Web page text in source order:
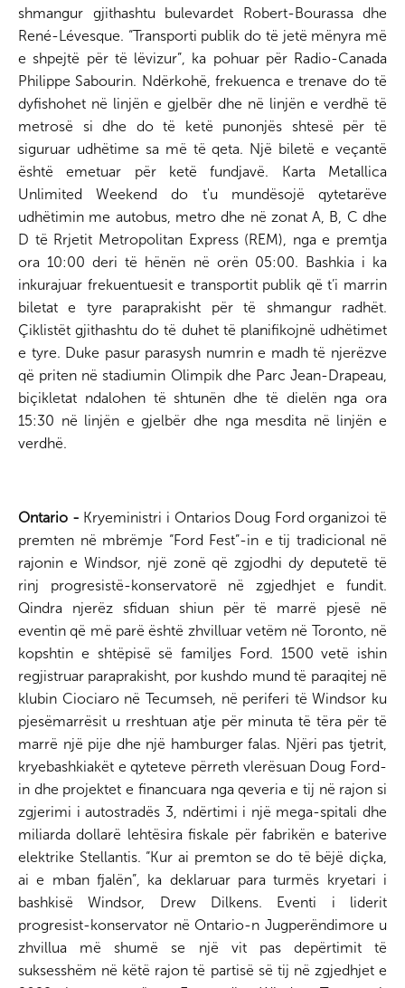
shmangur gjithashtu bulevardet Robert-Bourassa dhe
René-Lévesque. “Transporti publik do të jetë mënyra më
e shpejtë për të lëvizur”, ka pohuar për Radio-Canada
Philippe Sabourin. Ndërkohë, frekuenca e trenave do të
dyfishohet në linjën e gjelbër dhe në linjën e verdhë të
metrosë si dhe do të ketë punonjës shtesë për të
siguruar udhëtime sa më të qeta. Një biletë e veçantë
është emetuar për ketë fundjavë. Karta Metallica
Unlimited Weekend do t'u mundësojë qytetarëve
udhëtimin me autobus, metro dhe në zonat A, B, C dhe
D të Rrjetit Metropolitan Express (REM), nga e premtja
ora 10:00 deri të hënën në orën 05:00. Bashkia i ka
inkurajuar frekuentuesit e transportit publik që t’i marrin
biletat e tyre paraprakisht për të shmangur radhët.
Çiklistët gjithashtu do të duhet të planifikojnë udhëtimet
e tyre. Duke pasur parasysh numrin e madh të njerëzve
që priten në stadiumin Olimpik dhe Parc Jean-Drapeau,
biçikletat ndalohen të shtunën dhe të dielën nga ora
15:30 në linjën e gjelbër dhe nga mesdita në linjën e
verdhë.
Ontario - Kryeministri i Ontarios Doug Ford organizoi të
premten në mbrëmje “Ford Fest”-in e tij tradicional në
rajonin e Windsor, një zonë që zgjodhi dy deputetë të
rinj progresistë-konservatorë në zgjedhjet e fundit.
Qindra njerëz sfiduan shiun për të marrë pjesë në
eventin që më parë është zhvilluar vetëm në Toronto, në
kopshtin e shtëpisë së familjes Ford. 1500 vetë ishin
regjistruar paraprakisht, por kushdo mund të paraqitej në
klubin Ciociaro në Tecumseh, në periferi të Windsor ku
pjesëmarrësit u rreshtuan atje për minuta të tëra për të
marrë një pije dhe një hamburger falas. Njëri pas tjetrit,
kryebashkiakët e qyteteve përreth vlerësuan Doug Ford-
in dhe projektet e financuara nga qeveria e tij në rajon si
zgjerimi i autostradës 3, ndërtimi i një mega-spitali dhe
miliarda dollarë lehtësira fiskale për fabrikën e baterive
elektrike Stellantis. “Kur ai premton se do të bëjë diçka,
ai e mban fjalën”, ka deklaruar para turmës kryetari i
bashkisë Windsor, Drew Dilkens. Eventi i liderit
progresist-konservator në Ontario-n Jugperëndimore u
zhvillua më shumë se një vit pas depërtimit të
suksesshëm në këtë rajon të partisë së tij në zgjedhjet e